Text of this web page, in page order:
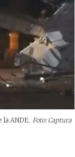
ANDE. Foto: Captura